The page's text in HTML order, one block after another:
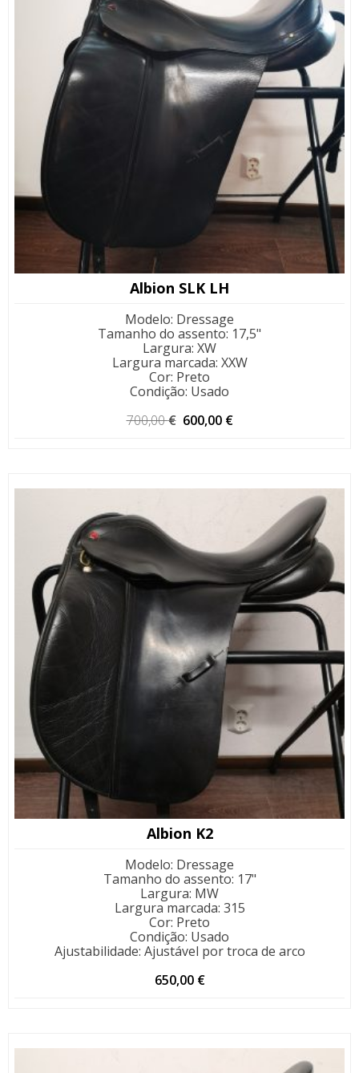
Albion SLK LH
Modelo: Dressage
Tamanho do assento: 17,5"
Largura: XW
Largura marcada: XXW
Cor: Preto
Condição: Usado
700,00€ O
600,00 €
Albion K2
Modelo: Dressage
Tamanho do assento: 17"
Largura: MW
Largura marcada: 315
Cor: Preto
Condição: Usado
Ajustabilidade: Ajustável por troca de arco
650,00 €